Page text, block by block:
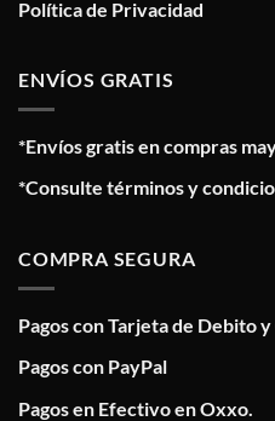
Política de Privacidad
ENVÍOS GRATIS
*Envíos gratis en compras
*Consulte términos y
COMPRA SEGURA
Pagos con Tarjeta de Debito
Pagos con PayPal
Pagos en Efectivo en Oxxo.